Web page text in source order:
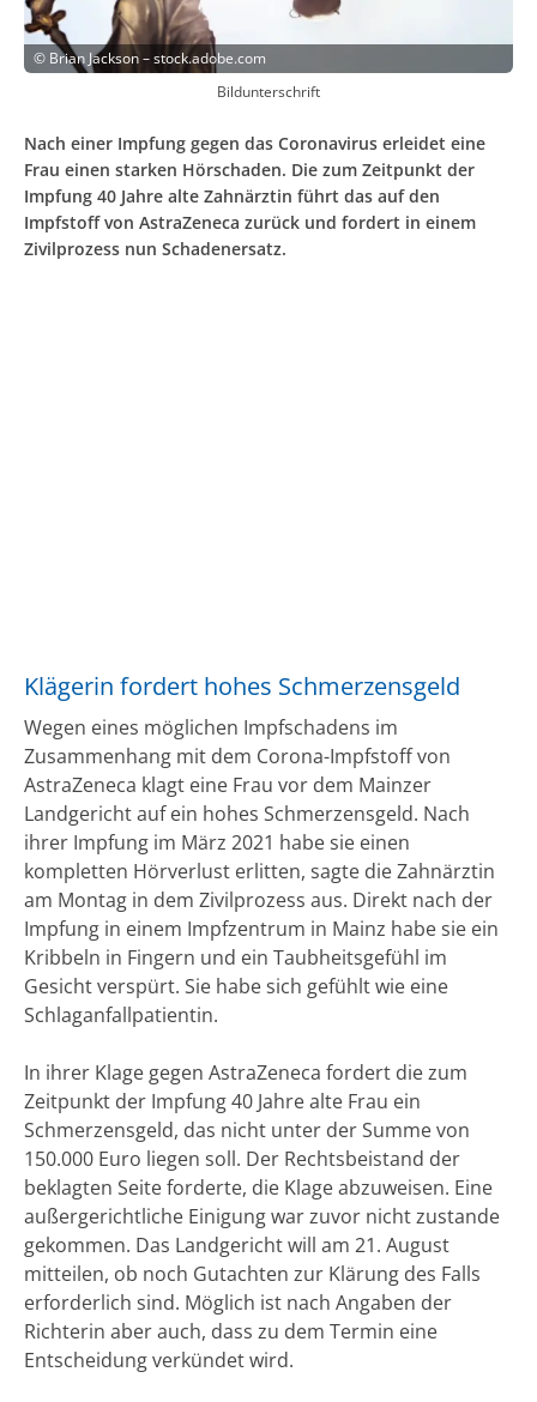
© Brian Jackson – stock.adobe.com
Bildunterschrift
Nach einer Impfung gegen das Coronavirus erleidet eine
Frau einen starken Hörschaden. Die zum Zeitpunkt der
Impfung 40 Jahre alte Zahnärztin führt das auf den
Impfstoff von AstraZeneca zurück und fordert in einem
Zivilprozess nun Schadenersatz.
Klägerin fordert hohes Schmerzensgeld
Wegen eines möglichen Impfschadens im
Zusammenhang mit dem Corona-Impfstoff von
AstraZeneca klagt eine Frau vor dem Mainzer
Landgericht auf ein hohes Schmerzensgeld. Nach
ihrer Impfung im März 2021 habe sie einen
kompletten Hörverlust erlitten, sagte die Zahnärztin
am Montag in dem Zivilprozess aus. Direkt nach der
Impfung in einem Impfzentrum in Mainz habe sie ein
Kribbeln in Fingern und ein Taubheitsgefühl im
Gesicht verspürt. Sie habe sich gefühlt wie eine
Schlaganfallpatientin.
In ihrer Klage gegen AstraZeneca fordert die zum
Zeitpunkt der Impfung 40 Jahre alte Frau ein
Schmerzensgeld, das nicht unter der Summe von
150.000 Euro liegen soll. Der Rechtsbeistand der
beklagten Seite forderte, die Klage abzuweisen. Eine
außergerichtliche Einigung war zuvor nicht zustande
gekommen. Das Landgericht will am 21. August
mitteilen, ob noch Gutachten zur Klärung des Falls
erforderlich sind. Möglich ist nach Angaben der
Richterin aber auch, dass zu dem Termin eine
Entscheidung verkündet wird.